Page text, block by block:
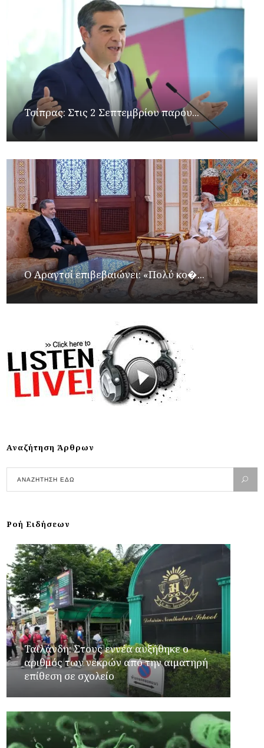
Τσίπρας: Στις 2 Σεπτεμβρίου παρου...
Ο Αραγτσί επιβεβαιώνει: «Πολύ κο�...
Αναζήτηση Άρθρων
Ροή Ειδήσεων
Ταϊλάνδη: Στους εννέα αυξήθηκε ο
αριθμός των νεκρών από την αιματηρή
επίθεση σε σχολείο